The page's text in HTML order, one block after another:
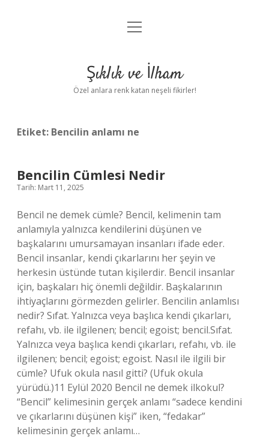
Anasayfa
Yasal Uyarı
menüyü
Şıklık ve İlham
Özel anlara renk katan neşeli fikirler!
Etiket: Bencilin anlamı ne
Bencilin Cümlesi Nedir
Tarih: Mart 11, 2025
Bencil ne demek cümle? Bencil, kelimenin tam
anlamıyla yalnızca kendilerini düşünen ve
başkalarını umursamayan insanları ifade eder.
Bencil insanlar, kendi çıkarlarını her şeyin ve
herkesin üstünde tutan kişilerdir. Bencil insanlar
için, başkaları hiç önemli değildir. Başkalarının
ihtiyaçlarını görmezden gelirler. Bencilin anlamlısı
nedir? Sıfat. Yalnızca veya başlıca kendi çıkarları,
refahı, vb. ile ilgilenen; bencil; egoist; bencil.Sıfat.
Yalnızca veya başlıca kendi çıkarları, refahı, vb. ile
ilgilenen; bencil; egoist; egoist. Nasıl ile ilgili bir
cümle? Ufuk okula nasıl gitti? (Ufuk okula
yürüdü.)11 Eylül 2020 Bencil ne demek ilkokul?
“Bencil” kelimesinin gerçek anlamı “sadece kendini
ve çıkarlarını düşünen kişi” iken, “fedakar”
kelimesinin gerçek anlamı…